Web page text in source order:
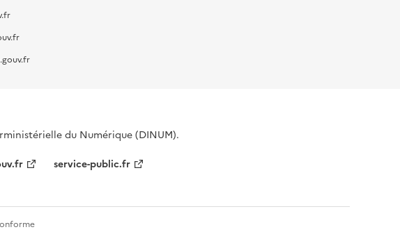
du Numérique (DINUM).
service-public.fr